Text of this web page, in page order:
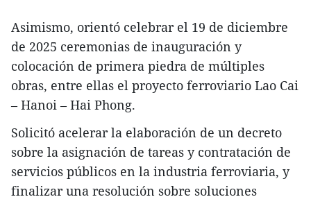
Asimismo, orientó celebrar el 19 de diciembre
de 2025 ceremonias de inauguración y
colocación de primera piedra de múltiples
obras, entre ellas el proyecto ferroviario Lao Cai
– Hanoi – Hai Phong.
Solicitó acelerar la elaboración de un decreto
sobre la asignación de tareas y contratación de
servicios públicos en la industria ferroviaria, y
finalizar una resolución sobre soluciones